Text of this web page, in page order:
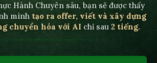
Hành Chuyên sâu, bạn sẽ được thấy
mình tạo ra offer, viết và xây dựng
chuyển hóa với AI chỉ sau 2 tiếng.